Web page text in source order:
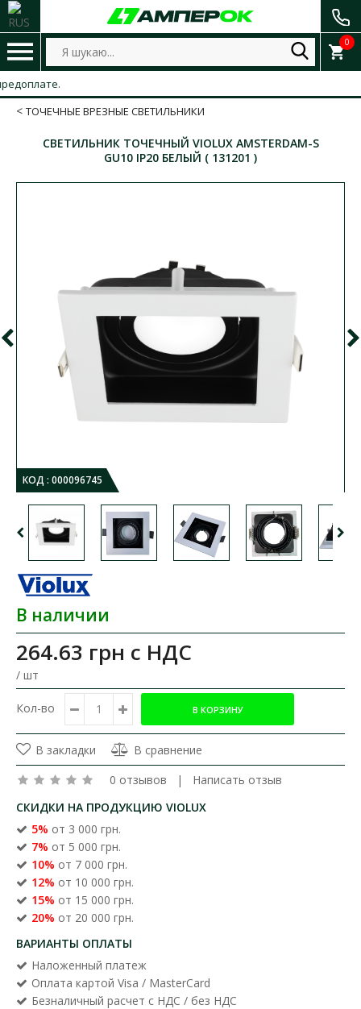
0
ТОЧЕЧНЫЕ ВРЕЗНЫЕ СВЕТИЛЬНИКИ
СВЕТИЛЬНИК ТОЧЕЧНЫЙ VIOLUX AMSTERDAM-S​
GU10 IP20 БЕЛЫЙ ( 131201 )
КОД : 000096745
В наличии
264.63 грн с НДС
/ шт
Кол-во
В закладки
В сравнение
0 отзывов | Написать отзыв
СКИДКИ НА ПРОДУКЦИЮ VIOLUX
5% от 3 000 грн.
7% от 5 000 грн.
10% от 7 000 грн.
12% от 10 000 грн.
15% от 15 000 грн.
20% от 20 000 грн.
ВАРИАНТЫ ОПЛАТЫ
Наложенный платеж
Оплата картой Visa / MasterCard
Безналичный расчет с НДС / без НДС